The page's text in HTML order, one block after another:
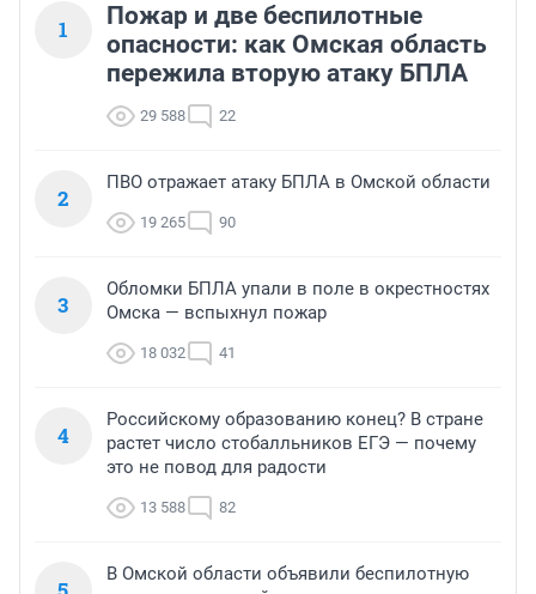
1
Пожар и две беспилотные
опасности: как Омская область
пережила вторую атаку БПЛА
29 588 22
2
ПВО отражает атаку БПЛА в Омской области
19 265 90
3
Обломки БПЛА упали в поле в окрестностях
Омска — вспыхнул пожар
18 032 41
4
Российскому образованию конец? В стране
растет число стобалльников ЕГЭ — почему
это не повод для радости
13 588 82
В Омской области объявили беспилотную